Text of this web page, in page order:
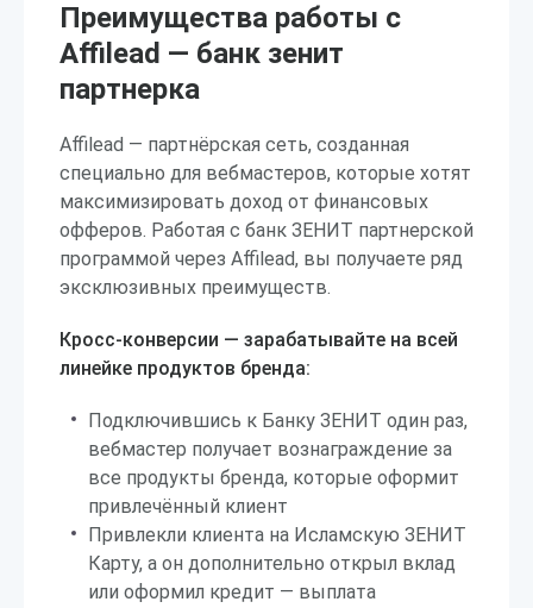
Преимущества работы с
Affilead — банк зенит
партнерка
Affilead — партнёрская сеть, созданная
специально для вебмастеров, которые хотят
максимизировать доход от финансовых
офферов. Работая с банк ЗЕНИТ партнерской
программой через Affilead, вы получаете ряд
эксклюзивных преимуществ.
Кросс-конверсии — зарабатывайте на всей
линейке продуктов бренда:
Подключившись к Банку ЗЕНИТ один раз,
вебмастер получает вознаграждение за
все продукты бренда, которые оформит
привлечённый клиент
Привлекли клиента на Исламскую ЗЕНИТ
Карту, а он дополнительно открыл вклад
или оформил кредит — выплата